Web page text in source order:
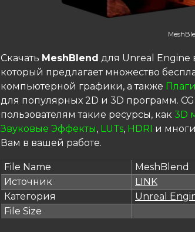
Скачать MeshBlend для Unreal Engine
который предлагает множество
компьютерной графики, а также
для популярных 2D и 3D программ.
пользователям такие ресурсы, как 3D
Звуковые Эффекты, LUTs, HDRI и
Вам в вашей работе.
File Name
MeshBlend
Источник
LINK
Категория
Unreal
File Size